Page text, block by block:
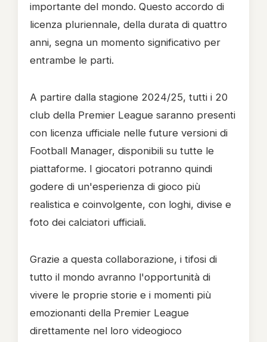
importante del mondo. Questo accordo di
licenza pluriennale, della durata di quattro
anni, segna un momento significativo per
entrambe le parti.
A partire dalla stagione 2024/25, tutti i 20
club della Premier League saranno presenti
con licenza ufficiale nelle future versioni di
Football Manager, disponibili su tutte le
piattaforme. I giocatori potranno quindi
godere di un'esperienza di gioco più
realistica e coinvolgente, con loghi, divise e
foto dei calciatori ufficiali.
Grazie a questa collaborazione, i tifosi di
tutto il mondo avranno l'opportunità di
vivere le proprie storie e i momenti più
emozionanti della Premier League
direttamente nel loro videogioco